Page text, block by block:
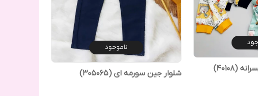
(40108)
ناموجود
شلوار جین‌ سورمه ای (305065)